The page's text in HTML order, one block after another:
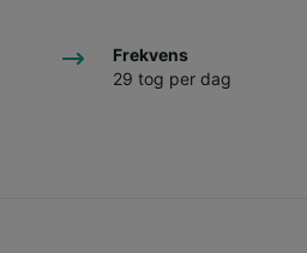
Frekvens
29 tog per dag